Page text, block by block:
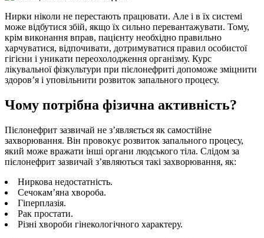
Нирки ніколи не перестають працювати. Але і в їх системі
може відбутися збій, якщо їх сильно перевантажувати. Тому,
крім виконання вправ, пацієнту необхідно правильно
харчуватися, відпочивати, дотримуватися правил особистої
гігієни і уникати переохолодження організму. Курс
лікувальної фізкультури при пієлонефриті допоможе зміцнити
здоров’я і уповільнити розвиток запального процесу.
Чому потрібна фізична активність?
Пієлонефрит зазвичай не з’являється як самостійне
захворювання. Він провокує розвиток запального процесу,
який може вражати інші органи людського тіла. Слідом за
пієлонефрит зазвичай з’являються такі захворювання, як:
Ниркова недостатність.
Сечокам’яна хвороба.
Гіперплазія.
Рак простати.
Різні хвороби гінекологічного характеру.